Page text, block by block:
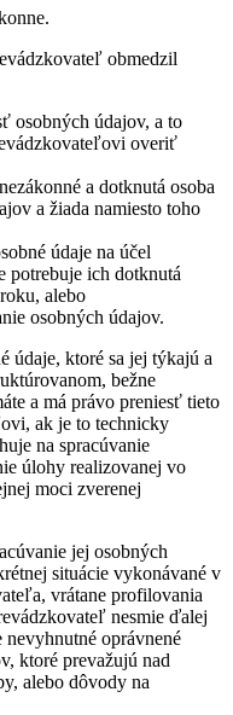
obmedzil
osobných údajov, a to
overiť
a dotknutá osoba
a žiada namiesto toho
údaje na účel
potrebuje ich dotknutá
alebo
osobných údajov.
údaje, ktoré sa jej týkajú a
bežne
a má právo preniesť tieto
ak je to technicky
na spracúvanie
úlohy realizovanej vo
moci zverenej
jej osobných
situácie vykonávané v
vrátane profilovania
nesmie ďalej
nevyhnutné oprávnené
ktoré prevažujú nad
alebo dôvody na